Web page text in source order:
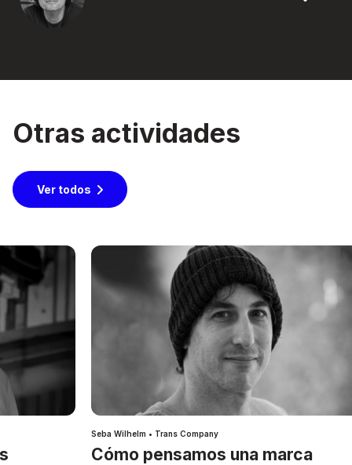
Otras actividades
Ver todos
Seba Wilhelm • Trans Company
Cómo pensamos una marca